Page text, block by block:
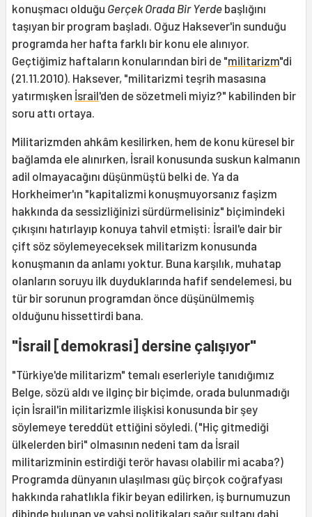
konuşmacı olduğu Gerçek Orada Bir Yerde başlığını
taşıyan bir program başladı. Oğuz Haksever'in sunduğu
programda her hafta farklı bir konu ele alınıyor.
Geçtiğimiz haftaların konularından biri de "militarizm"di
(21.11.2010). Haksever, "militarizmi teşrih masasına
yatırmışken İsrail'den de sözetmeli miyiz?" kabilinden bir
soru attı ortaya.
Militarizmden ahkâm kesilirken, hem de konu küresel bir
bağlamda ele alınırken, İsrail konusunda suskun kalmanın
adil olmayacağını düşünmüştü belki de. Ya da
Horkheimer'ın "kapitalizmi konuşmuyorsanız faşizm
hakkında da sessizliğinizi sürdürmelisiniz" biçimindeki
çıkışını hatırlayıp konuya tahvil etmişti: İsrail'e dair bir
çift söz söylemeyeceksek militarizm konusunda
konuşmanın da anlamı yoktur. Buna karşılık, muhatap
olanların soruyu ilk duyduklarında hafif sendelemesi, bu
tür bir sorunun programdan önce düşünülmemiş
olduğunu hissettirdi bana.
"İsrail [demokrasi] dersine çalışıyor"
"Türkiye'de militarizm" temalı eserleriyle tanıdığımız
Belge, sözü aldı ve ilginç bir biçimde, orada bulunmadığı
için İsrail'in militarizmle ilişkisi konusunda bir şey
söylemeye tereddüt ettiğini söyledi. ("Hiç gitmediği
ülkelerden biri" olmasının nedeni tam da İsrail
militarizminin estirdiği terör havası olabilir mi acaba?)
Programda dünyanın ulaşılması güç birçok coğrafyası
hakkında rahatlıkla fikir beyan edilirken, iş burnumuzun
dibinde bulunan ve vahşi politikaları sağır sultanı dahi